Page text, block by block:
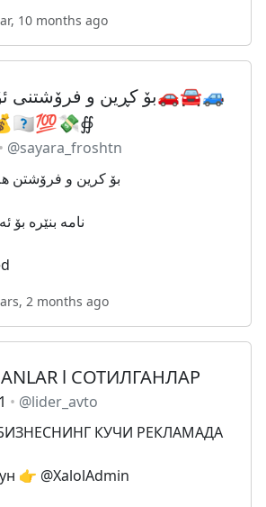
10 months ago
بۆ کڕین و فرۆشتنی
@sayara_froshtn
بۆ کرین و فرۆشتن
نامە بنێرە بۆ
2 months ago
l СОТИЛГАНЛАР
@lider_avto
КУЧИ РЕКЛАМАДА
👉 @XalolAdmin